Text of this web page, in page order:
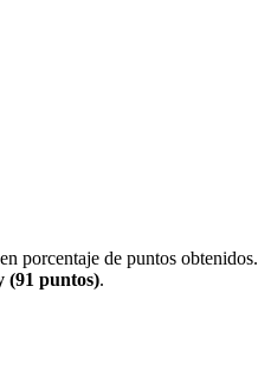
en porcentaje de puntos obtenidos.
(91 puntos).